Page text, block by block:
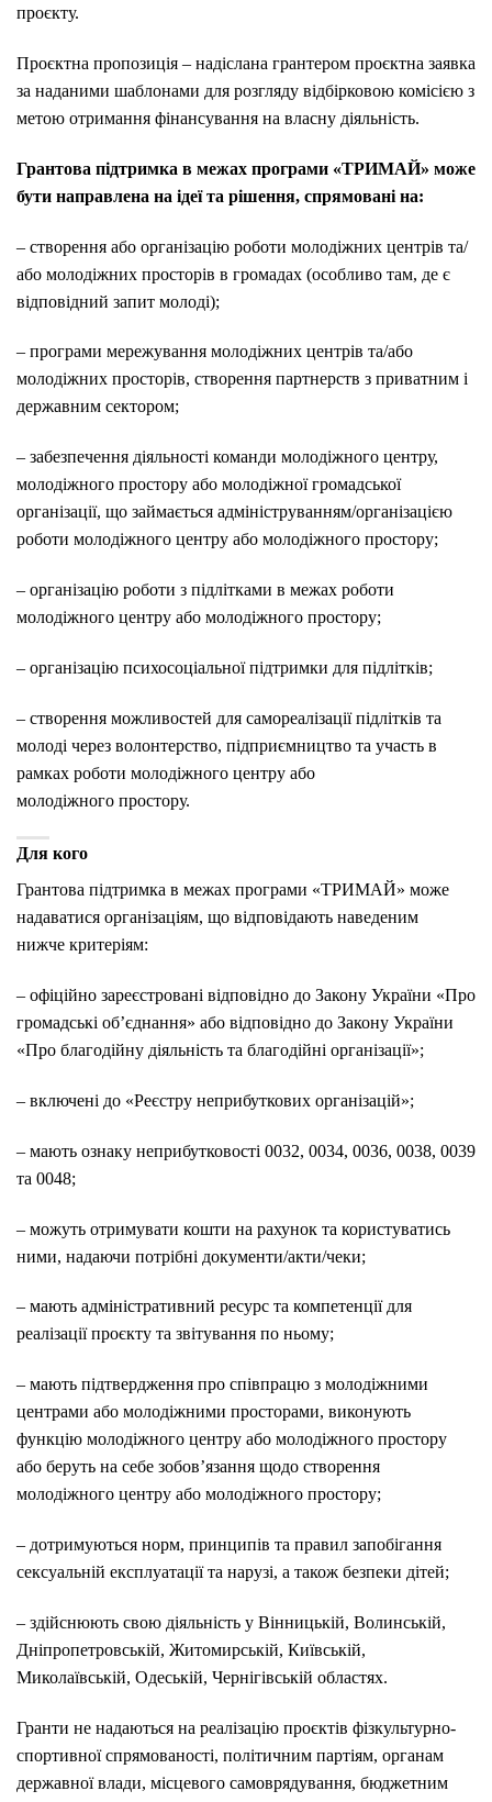
проєкту.
Проєктна пропозиція – надіслана грантером проєктна заявка
за наданими шаблонами для розгляду відбірковою комісією з
метою отримання фінансування на власну діяльність.
Грантова підтримка в межах програми «ТРИМАЙ» може
бути направлена на ідеї та рішення, спрямовані на:
– створення або організацію роботи молодіжних центрів та/
або молодіжних просторів в громадах (особливо там, де є
відповідний запит молоді);
– програми мережування молодіжних центрів та/або
молодіжних просторів, створення партнерств з приватним і
державним сектором;
– забезпечення діяльності команди молодіжного центру,
молодіжного простору або молодіжної громадської
організації, що займається адмініструванням/організацією
роботи молодіжного центру або молодіжного простору;
– організацію роботи з підлітками в межах роботи
молодіжного центру або молодіжного простору;
– організацію психосоціальної підтримки для підлітків;
– створення можливостей для самореалізації підлітків та
молоді через волонтерство, підприємництво та участь в
рамках роботи молодіжного центру або
молодіжного простору.
Для кого
Грантова підтримка в межах програми «ТРИМАЙ» може
надаватися організаціям, що відповідають наведеним
нижче критеріям:
– офіційно зареєстровані відповідно до Закону України «Про
громадські об’єднання» або відповідно до Закону України
«Про благодійну діяльність та благодійні організації»;
– включені до «Реєстру неприбуткових організацій»;
– мають ознаку неприбутковості 0032, 0034, 0036, 0038, 0039
та 0048;
– можуть отримувати кошти на рахунок та користуватись
ними, надаючи потрібні документи/акти/чеки;
– мають адміністративний ресурс та компетенції для
реалізації проєкту та звітування по ньому;
– мають підтвердження про співпрацю з молодіжними
центрами або молодіжними просторами, виконують
функцію молодіжного центру або молодіжного простору
або беруть на себе зобов’язання щодо створення
молодіжного центру або молодіжного простору;
– дотримуються норм, принципів та правил запобігання
сексуальній експлуатації та нарузі, а також безпеки дітей;
– здійснюють свою діяльність у Вінницькій, Волинській,
Дніпропетровській, Житомирській, Київській,
Миколаївській, Одеській, Чернігівській областях.
Гранти не надаються на реалізацію проєктів фізкультурно-
спортивної спрямованості, політичним партіям, органам
державної влади, місцевого самоврядування, бюджетним